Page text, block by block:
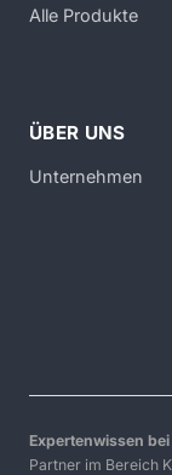
Alle Produkte
ÜBER UNS
Unternehmen
Expertenwissen
Partner im Bereich